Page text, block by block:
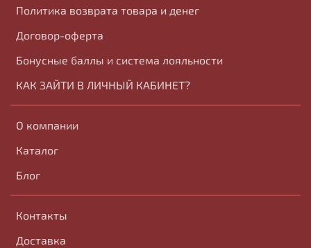
Политика возврата товара и денег
Договор-оферта
Бонусные баллы и система лояльности
КАК ЗАЙТИ В ЛИЧНЫЙ КАБИНЕТ?
О компании
Каталог
Блог
Контакты
Доставка